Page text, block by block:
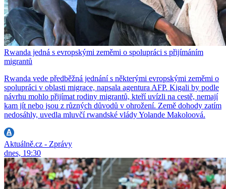
Rwanda jedná s evropskými zeměmi o spolupráci s přijímáním
migrantů
Rwanda vede předběžná jednání s některými evropskými zeměmi o
spolupráci v oblasti migrace, napsala agentura AFP. Kigali by podle
návrhu mohlo přijímat rodiny migrantů, kteří uvízli na cestě, nemají
kam jít nebo jsou z různých důvodů v ohrožení. Země dohody zatím
nedosáhly, uvedla mluvčí rwandské vlády Yolande Makoloová.
Aktuálně.cz - Zprávy
dnes, 19:30